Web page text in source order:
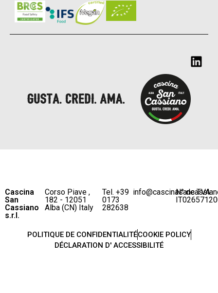
Cascina
San
Cassiano
s.r.l.
Corso Piave ,
182 - 12051
Alba (CN) Italy
Tel. +39
0173
282638
N° de TVA
POLITIQUE DE CONFIDENTIALITÉCOOKIE POLICY
DÉCLARATION D' ACCESSIBILITÉ